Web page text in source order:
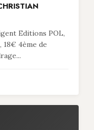
Editions POL,
18€ 4ème de